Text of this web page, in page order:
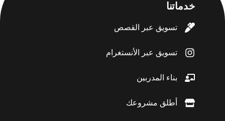
خدماتنا
تسويق عبر القصص
تسويق عبر الأنستغرام
بناء المدربين
أطلق مشروعك